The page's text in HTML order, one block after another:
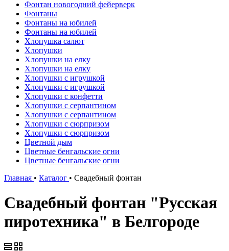
Фонтан новогодний фейерверк
Фонтаны
Фонтаны на юбилей
Фонтаны на юбилей
Хлопушка салют
Хлопушки
Хлопушки на елку
Хлопушки на елку
Хлопушки с игрушкой
Хлопушки с игрушкой
Хлопушки с конфетти
Хлопушки с серпантином
Хлопушки с серпантином
Хлопушки с сюрпризом
Хлопушки с сюрпризом
Цветной дым
Цветные бенгальские огни
Цветные бенгальские огни
Главная • Каталог • Свадебный фонтан
Свадебный фонтан "Русская
пиротехника" в Белгороде